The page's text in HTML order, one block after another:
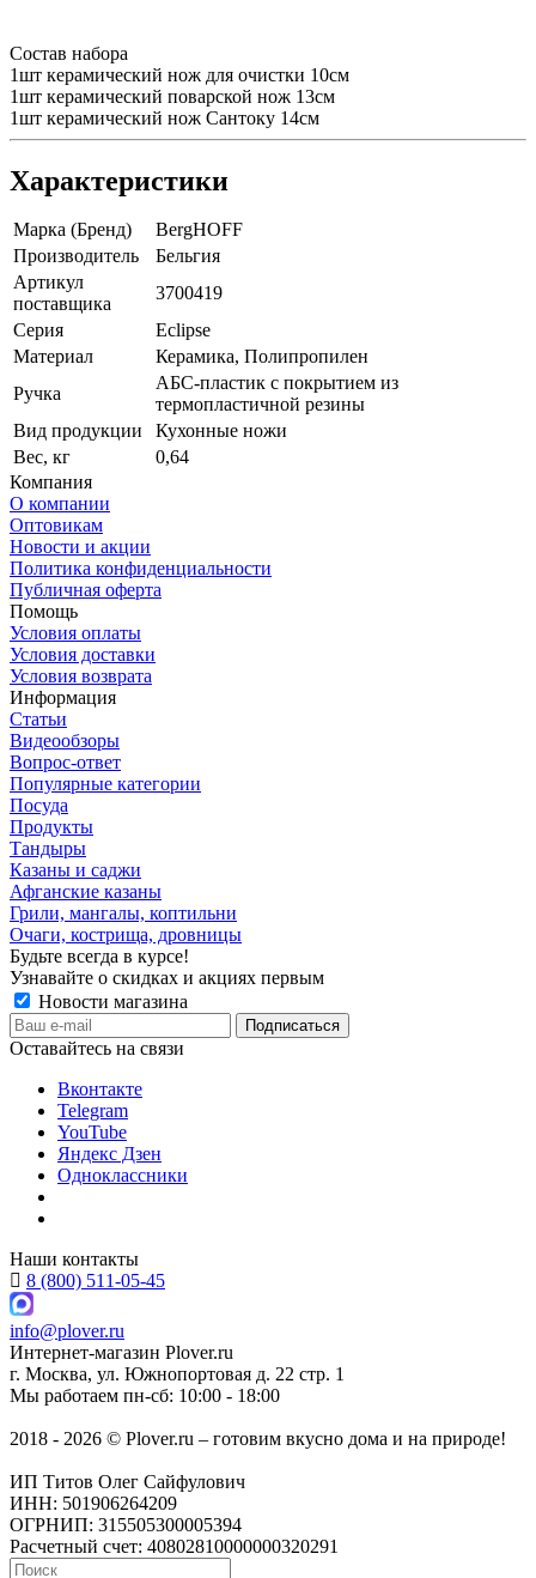
Состав набора
1шт керамический нож для очистки 10см
1шт керамический поварской нож 13см
1шт керамический нож Сантоку 14см
Характеристики
Марка (Бренд)
BergHOFF
Производитель
Бельгия
Артикул
поставщика
3700419
Серия
Eclipse
Материал
Керамика, Полипропилен
Ручка
АБС-пластик с покрытием из
термопластичной резины
Вид продукции
Кухонные ножи
Вес, кг
0,64
Компания
О компании
Оптовикам
Новости и акции
Политика конфиденциальности
Публичная оферта
Помощь
Условия оплаты
Условия доставки
Условия возврата
Информация
Статьи
Видеообзоры
Вопрос-ответ
Популярные категории
Посуда
Продукты
Тандыры
Казаны и саджи
Афганские казаны
Грили, мангалы, коптильни
Очаги, кострища, дровницы
Будьте всегда в курсе!
Узнавайте о скидках и акциях первым
Новости магазина
Оставайтесь на связи
Вконтакте
Telegram
YouTube
Яндекс Дзен
Одноклассники
Наши контакты
8 (800) 511-05-45
info@plover.ru
Интернет-магазин Plover.ru
г. Москва, ул. Южнопортовая д. 22 стр. 1
Мы работаем пн-сб: 10:00 - 18:00
2018 - 2026 © Plover.ru – готовим вкусно дома и на природе!
ИП Титов Олег Сайфулович
ИНН: 501906264209
ОГРНИП: 315505300005394
Расчетный счет: 40802810000000320291